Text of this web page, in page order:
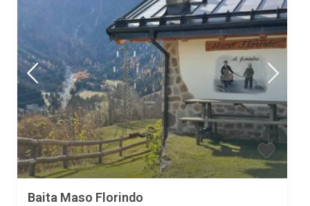
Baita Maso Florindo